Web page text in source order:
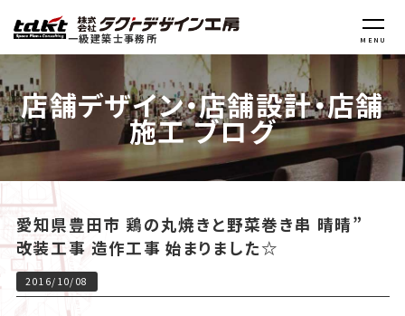
一級建築士事務所 MENU
店舗デザイン・店舗設計・店舗
施工 ブログ
愛知県豊田市 鶏の丸焼きと野菜巻き串 晴晴”
改装工事 造作工事 始まりました☆
2016/10/08